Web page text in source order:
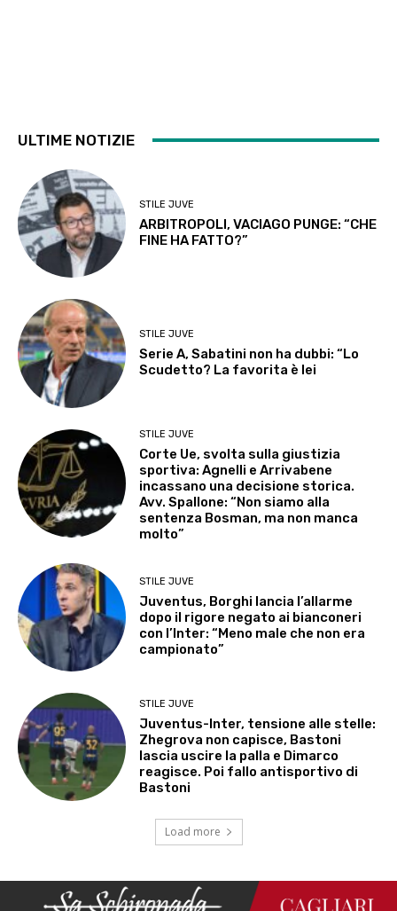
ULTIME NOTIZIE
STILE JUVE
ARBITROPOLI, VACIAGO PUNGE: “CHE
FINE HA FATTO?”
STILE JUVE
Serie A, Sabatini non ha dubbi: “Lo
Scudetto? La favorita è lei
STILE JUVE
Corte Ue, svolta sulla giustizia
sportiva: Agnelli e Arrivabene
incassano una decisione storica.
Avv. Spallone: “Non siamo alla
sentenza Bosman, ma non manca
molto”
STILE JUVE
Juventus, Borghi lancia l’allarme
dopo il rigore negato ai bianconeri
con l’Inter: “Meno male che non era
campionato”
STILE JUVE
Juventus-Inter, tensione alle stelle:
Zhegrova non capisce, Bastoni
lascia uscire la palla e Dimarco
reagisce. Poi fallo antisportivo di
Bastoni
Load more